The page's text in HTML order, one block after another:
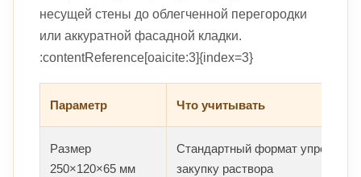
несущей стены до облегченной перегородки
или аккуратной фасадной кладки.
:contentReference[oaicite:3]{index=3}
Параметр Что учитывать
Размер
250×120×65 мм
Стандартный формат упрощает
закупку раствора